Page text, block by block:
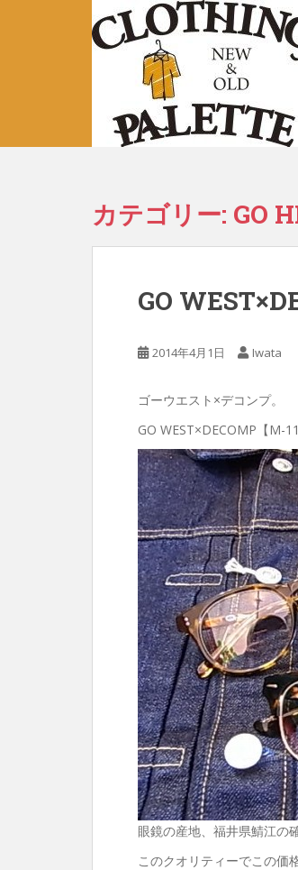
カテゴリー: GO
GO
2014年4月1日 Iwata
ゴーウエスト×デコンプ。
GO WEST×DECOMP【M-
眼鏡の産地、福井県鯖江の
このクオリティーでこの価